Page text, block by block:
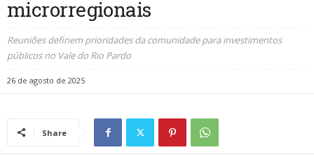
microrregionais
Reuniões definem prioridades da comunidade para investimentos
públicos no Vale do Rio Pardo
26 de agosto de 2025
Share